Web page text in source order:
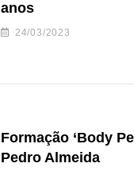
anos
24/03/2023
Formação ‘Body
Pedro Almeida